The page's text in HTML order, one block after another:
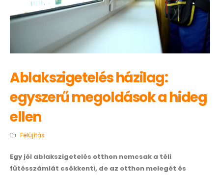
Ablakszigetelés házilag:
egyszerű megoldások a hideg
ellen
Felújítás
Egy jól ablakszigetelés otthon nemcsak a téli
fűtésszámlát csökkenti, de az otthon melegét és